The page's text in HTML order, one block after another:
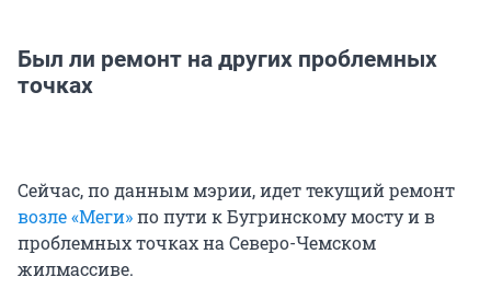
Был ли ремонт на других проблемных
точках
Сейчас, по данным мэрии, идет текущий ремонт
возле «Меги»по пути к Бугринскому мосту и в
проблемных точках на Северо-Чемском
жилмассиве.